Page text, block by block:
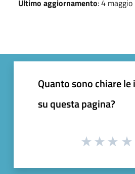
Ultimo aggiornamento: 4
Quanto sono chiare
su questa pagina?